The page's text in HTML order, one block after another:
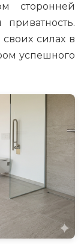
сторонней
силах в
успешного